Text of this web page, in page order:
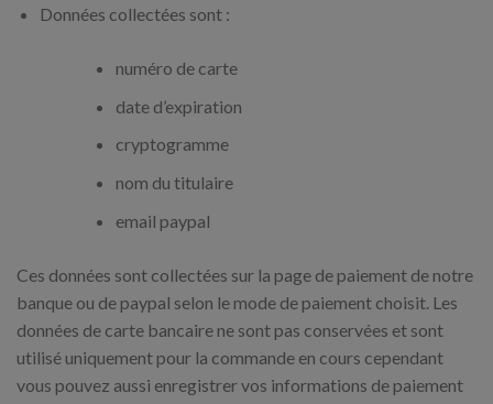
Données collectées sont :
numéro de carte
date d’expiration
cryptogramme
nom du titulaire
email paypal
Ces données sont collectées sur la page de paiement de notre
banque ou de paypal selon le mode de paiement choisit. Les
données de carte bancaire ne sont pas conservées et sont
utilisé uniquement pour la commande en cours cependant
vous pouvez aussi enregistrer vos informations de paiement